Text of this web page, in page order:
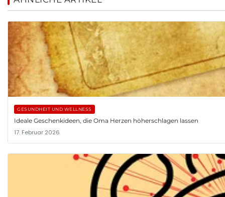
GESUNDHEIT UND WELLNESS
Ideale Geschenkideen, die Oma Herzen höherschlagen lassen
17. Februar 2026